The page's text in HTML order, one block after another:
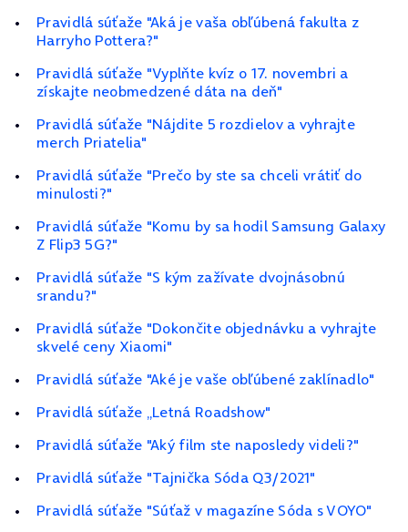
Pravidlá súťaže "Aká je vaša obľúbená fakulta z
Harryho Pottera?"
Pravidlá súťaže "Vyplňte kvíz o 17. novembri a
získajte neobmedzené dáta na deň"
Pravidlá súťaže "Nájdite 5 rozdielov a vyhrajte
merch Priatelia"
Pravidlá súťaže "Prečo by ste sa chceli vrátiť do
minulosti?"
Pravidlá súťaže "Komu by sa hodil Samsung Galaxy
Z Flip3 5G?"
Pravidlá súťaže "S kým zažívate dvojnásobnú
srandu?"
Pravidlá súťaže "Dokončite objednávku a vyhrajte
skvelé ceny Xiaomi"
Pravidlá súťaže "Aké je vaše obľúbené zaklínadlo"
Pravidlá súťaže „Letná Roadshow"
Pravidlá súťaže "Aký film ste naposledy videli?"
Pravidlá súťaže "Tajnička Sóda Q3/2021"
Pravidlá súťaže "Súťaž v magazíne Sóda s VOYO"